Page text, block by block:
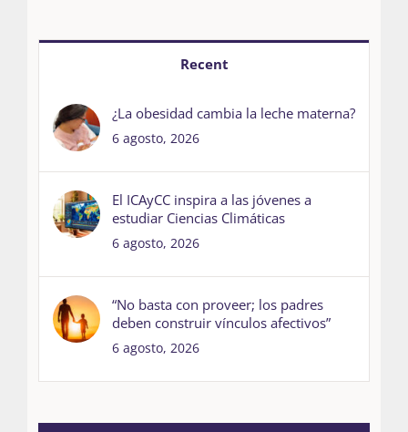
Recent
¿La obesidad cambia la leche materna?
6 agosto, 2026
El ICAyCC inspira a las jóvenes a
estudiar Ciencias Climáticas
6 agosto, 2026
“No basta con proveer; los padres
deben construir vínculos afectivos”
6 agosto, 2026